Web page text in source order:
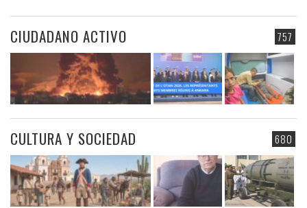
757
CIUDADANO ACTIVO
680
CULTURA Y SOCIEDAD